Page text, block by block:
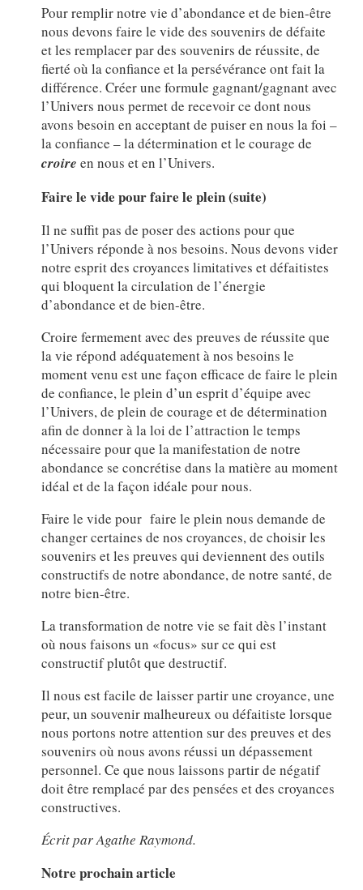
Pour remplir notre vie d’abondance et de bien-être
nous devons faire le vide des souvenirs de défaite
et les remplacer par des souvenirs de réussite, de
fierté où la confiance et la persévérance ont fait la
différence. Créer une formule gagnant/gagnant avec
l’Univers nous permet de recevoir ce dont nous
avons besoin en acceptant de puiser en nous la foi –
la confiance – la détermination et le courage de
croire en nous et en l’Univers.
Faire le vide pour faire le plein (suite)
Il ne suffit pas de poser des actions pour que
l’Univers réponde à nos besoins. Nous devons vider
notre esprit des croyances limitatives et défaitistes
qui bloquent la circulation de l’énergie
d’abondance et de bien-être.
Croire fermement avec des preuves de réussite que
la vie répond adéquatement à nos besoins le
moment venu est une façon efficace de faire le plein
de confiance, le plein d’un esprit d’équipe avec
l’Univers, de plein de courage et de détermination
afin de donner à la loi de l’attraction le temps
nécessaire pour que la manifestation de notre
abondance se concrétise dans la matière au moment
idéal et de la façon idéale pour nous.
Faire le vide pour faire le plein nous demande de
changer certaines de nos croyances, de choisir les
souvenirs et les preuves qui deviennent des outils
constructifs de notre abondance, de notre santé, de
notre bien-être.
La transformation de notre vie se fait dès l’instant
où nous faisons un «focus» sur ce qui est
constructif plutôt que destructif.
Il nous est facile de laisser partir une croyance, une
peur, un souvenir malheureux ou défaitiste lorsque
nous portons notre attention sur des preuves et des
souvenirs où nous avons réussi un dépassement
personnel. Ce que nous laissons partir de négatif
doit être remplacé par des pensées et des croyances
constructives.
Écrit par Agathe Raymond.
Notre prochain article